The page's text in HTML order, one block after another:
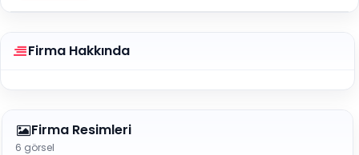
Firma Hakkında
Firma Resimleri
6 görsel